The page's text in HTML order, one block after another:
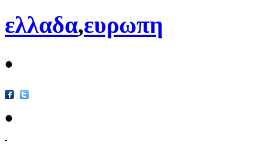
ελλαδα,ευρωπη
•
•